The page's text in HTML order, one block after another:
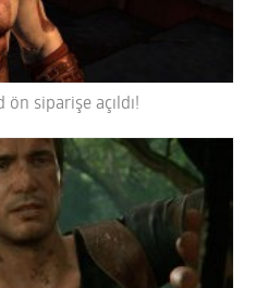
siparişe açıldı!